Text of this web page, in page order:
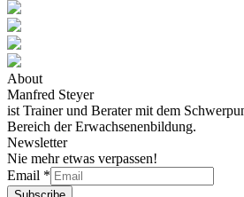
About
Manfred Steyer
ist Trainer und Berater mit dem
Bereich der Erwachsenenbildung.
Newsletter
Nie mehr etwas verpassen!
Email *